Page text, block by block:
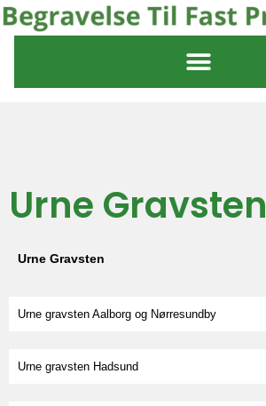
Urne Gravsten
Urne Gravsten
Urne gravsten Aalborg og Nørresundby
Urne gravsten Hadsund